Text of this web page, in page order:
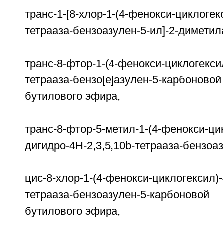
транс-1-[8-хлор-1-(4-фенокси-
тетрааза-бензоазулен-5-ил]-2-
транс-8-фтор-1-(4-фенокси-
тетрааза-бензо[е]азулен-5-
бутилового эфира,
транс-8-фтор-5-метил-1-(4-фенокси-
дигидро-4H-2,3,5,10b-тетрааза-
цис-8-хлор-1-(4-фенокси-
тетрааза-бензоазулен-5-
бутилового эфира,